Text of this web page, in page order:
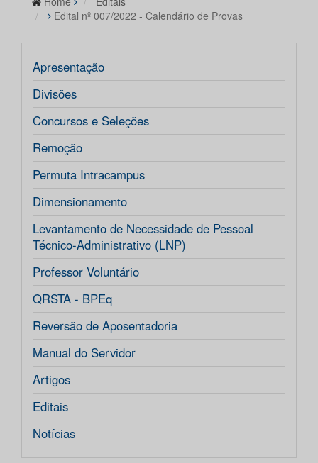
Edital nº 007/2022 - Calendário de Provas
Apresentação
Divisões
Concursos e Seleções
Remoção
Permuta Intracampus
Dimensionamento
Levantamento de Necessidade de Pessoal
Técnico-Administrativo (LNP)
Professor Voluntário
QRSTA - BPEq
Reversão de Aposentadoria
Manual do Servidor
Artigos
Editais
Notícias